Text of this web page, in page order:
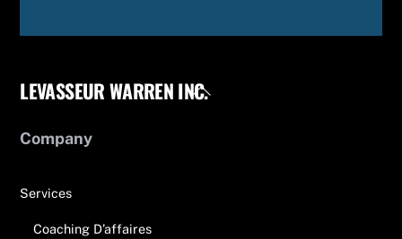
Back
LEVASSEUR WARREN INC.
Company
Services
Coaching D’affaires